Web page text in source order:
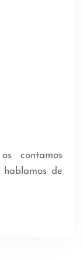
contamos
de